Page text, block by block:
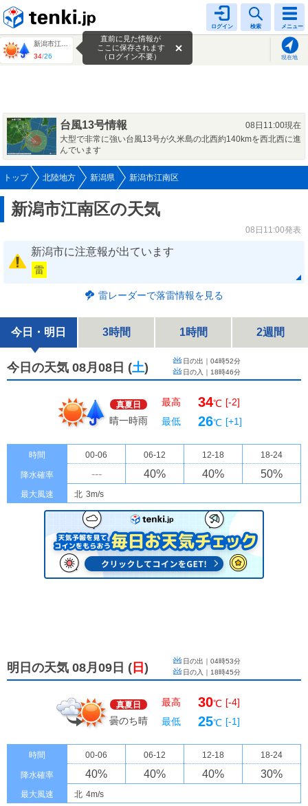
ログイン 検索 メニュー
34/26 現在地
直前に見た情報が
ここに保存されます
（ログイン不要）
台風13号情報
08日11:00現在
大型で非常に強い台風13号が久米島の北西約140kmを西北西に進
んでいます
トップ 北陸地方 新潟県 新潟市江南区
新潟市江南区の天気
08日11:00発表
新潟市に注意報が出ています
雷
雷レーダーで落雷情報を見る
今日・明日 3時間 1時間 2週間
今日の天気 08月08日 (土) 日の出｜ 04時52分
日の入｜ 18時46分
真夏日
晴一時雨
最高 34℃ [-2]
最低
26℃ [+1]
時間 00-06 06-12 12-18 18-24
降水確率 --- 40% 40% 50%
最大風速 北 3m/s
明日の天気 08月09日 ( 日 ) 日の出｜ 04時53分
日の入｜ 18時45分
真夏日
曇のち晴
最高 30℃ [-4]
最低
25℃ [-1]
時間 00-06 06-12 12-18 18-24
降水確率 40% 40% 40% 30%
最大風速 北 4m/s